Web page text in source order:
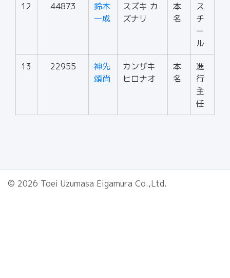
12 44873
鈴木
一成
スズキ カ
ズナリ
本
名
ス
チ
ー
ル
13 22955
神先
頌尚
カンザキ
ヒロナオ
本
名
進
行
主
任
© 2026 Toei Uzumasa Eigamura Co.,Ltd.